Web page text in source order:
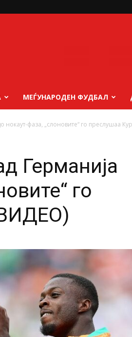
МЕЃУНАРОДЕН ФУДБАЛ
нокаут-фаза, „слоновите“ го преслушаа
Германија
го